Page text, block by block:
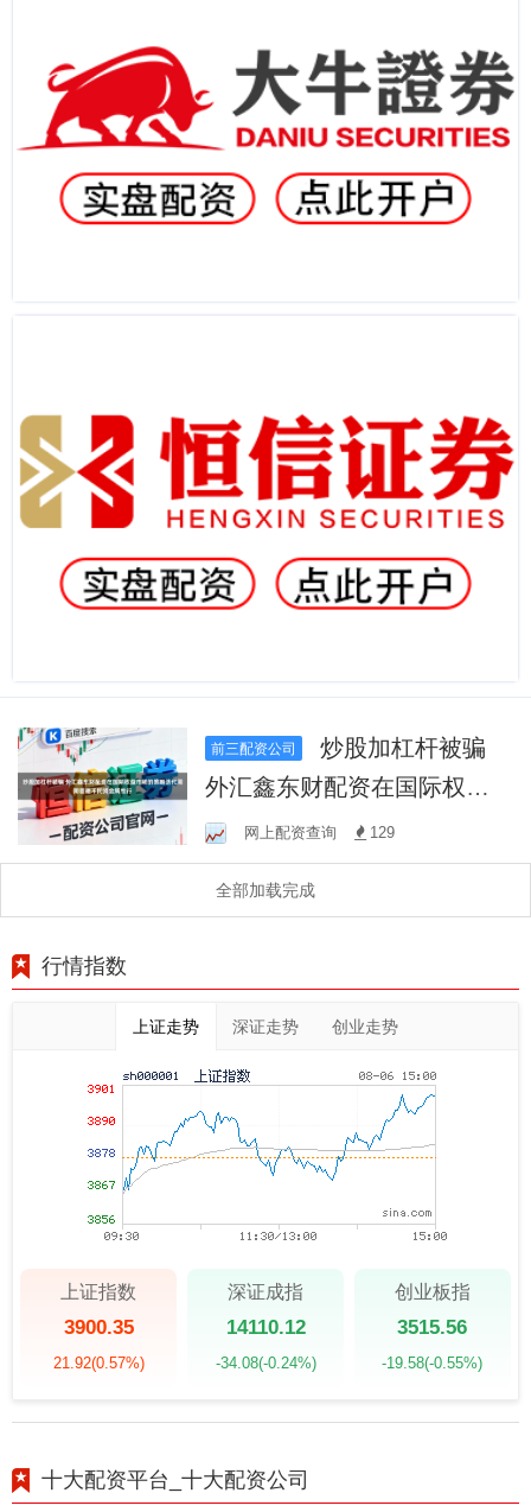
前三配资公司
炒股加杠杆被骗
外汇鑫东财配资在国际权益
市场的策略迭代周期管理不
同资金属性行
网上配资查询 129
全部加载完成
行情指数
上证走势 深证走势 创业走势
上证指数
3900.35
21.92(0.57%)
深证成指
14110.12
-34.08(-0.24%)
创业板指
3515.56
-19.58(-0.55%)
十大配资平台_十大配资公司